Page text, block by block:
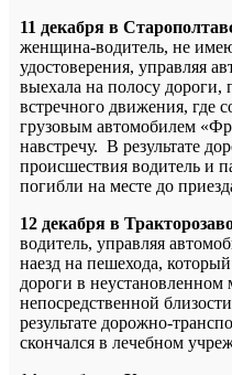
11 декабря в
женщина-водитель, не
удостоверения, управляя
выехала на полосу дороги,
встречного движения, где
грузовым автомобилем
навстречу. В результате
происшествия водитель и
погибли на месте до
12 декабря в
водитель, управляя
наезд на пешехода,
дороги в неустановленном
непосредственной
результате дорожно-
скончался в лечебном